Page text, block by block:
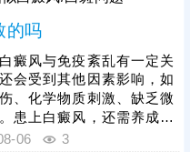
的吗
癜风与免疫紊乱有一定关
会受到其他因素影响，如
、化学物质刺激、缺乏微
患上白癜风，还需养成健
，规律作息，均衡饮食，
06 3